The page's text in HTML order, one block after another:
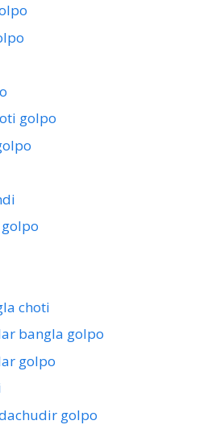
golpo
choti
bangla golpo
golpo
golpo